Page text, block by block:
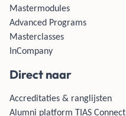
Mastermodules
Advanced Programs
Masterclasses
InCompany
Direct naar
Accreditaties & ranglijsten
Alumni platform TIAS Connect